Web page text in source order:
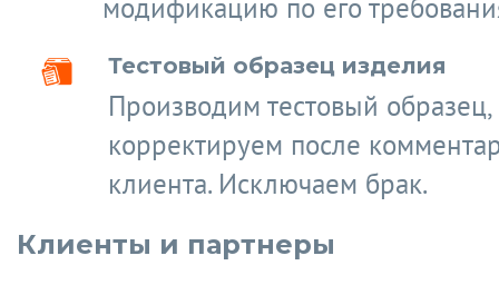
модификацию по его
Тестовый образец изделия
Производим тестовый образец,
корректируем после
клиента. Исключаем брак.
Клиенты и партнеры